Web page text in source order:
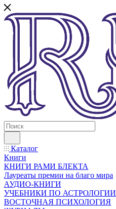
Каталог
Книги
КНИГИ РАМИ БЛЕКТА
Лауреаты премии на благо мира
АУДИО-КНИГИ
УЧЕБНИКИ ПО АСТРОЛОГИИ
ВОСТОЧНАЯ ПСИХОЛОГИЯ